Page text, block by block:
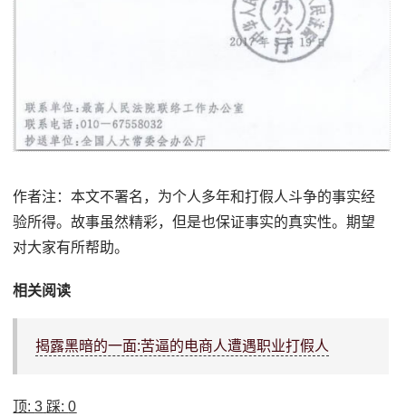
作者注：本文不署名，为个人多年和打假人斗争的事实经
验所得。故事虽然精彩，但是也保证事实的真实性。期望
对大家有所帮助。
相关阅读
揭露黑暗的一面:苦逼的电商人遭遇职业打假人
顶:3 踩:0